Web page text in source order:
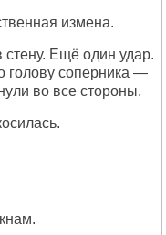
измена.
Ещё один удар.
голову соперника —
во все стороны.